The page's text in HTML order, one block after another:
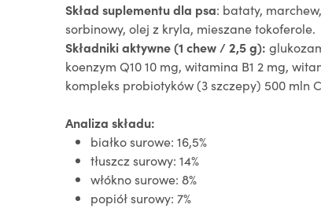
Skład suplementu dla psa: bataty,
sorbinowy, olej z kryla, mieszane tokoferole.
Składniki aktywne (1 chew / 2,5 g):
koenzym Q10 10 mg, witamina B1 2 mg,
kompleks probiotyków (3 szczepy) 500 mln
Analiza składu:
białko surowe: 16,5%
tłuszcz surowy: 14%
włókno surowe: 8%
popiół surowy: 7%